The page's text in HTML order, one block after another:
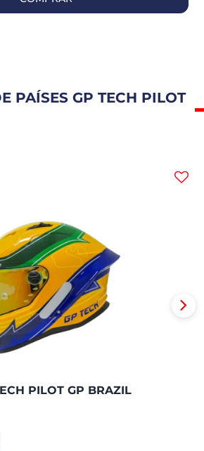
PAÍSES GP TECH PILOT
PILOT GP BRAZIL